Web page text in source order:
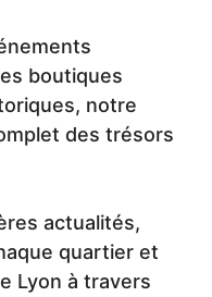
boutiques
notre
des trésors
actualités,
quartier et
Lyon à travers